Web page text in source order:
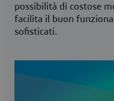
possibilità di costose
facilita il buon
sofisticati.